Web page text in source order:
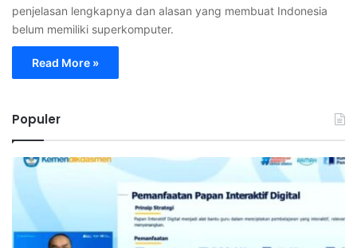
penjelasan lengkapnya dan alasan yang membuat Indonesia
belum memiliki superkomputer.
Read More »
Populer